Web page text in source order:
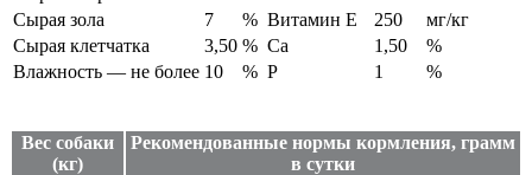
Сырая зола
7 % Витамин Е 250
мг/кг
Сырая клетчатка
3,50 % Ca 1,50
%
Влажность — не более 10 % P 1 %
Вес собаки
(кг)
Рекомендованные нормы кормления, грамм
в сутки